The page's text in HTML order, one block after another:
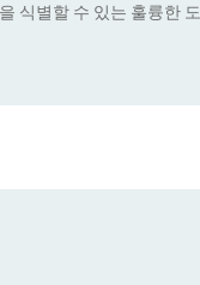
식별할 수 있는 훌륭한 도